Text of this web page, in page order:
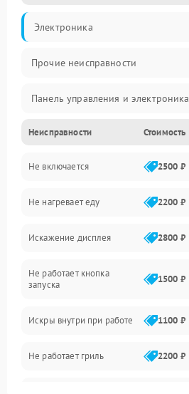
Электроника
Прочие неисправности
Панель управления и электроника
Дверца и корпус
Механика и внутренние элементы
Механические повреждения
Питание и запуск
Нагрев и приготовление
Программное обеспечение
Неисправности Стоимость
Не включается 2500 ₽
Не нагревает еду 2200 ₽
Искажение дисплея 2800 ₽
Не работает кнопка
запуска
1500 ₽
Искры внутри при работе 1100 ₽
Не работает гриль 2200 ₽